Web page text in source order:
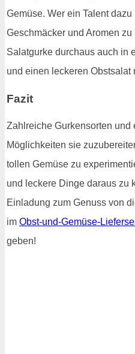
Gemüse. Wer ein Talent
Geschmäcker und Aromen
Salatgurke durchaus auch in
und einen leckeren Obstsalat
Fazit
Zahlreiche Gurkensorten
Möglichkeiten sie
tollen Gemüse zu
und leckere Dinge daraus zu
Einladung zum Genuss von
im Obst-und-Gemüse-
geben!